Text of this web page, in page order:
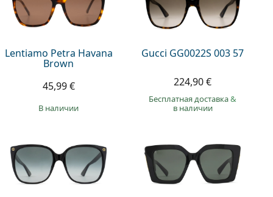
Lentiamo Petra Havana
Brown
45,99 €
в наличии
Gucci GG0022S 003 57
224,90 €
Бесплатная доставка&
в наличии